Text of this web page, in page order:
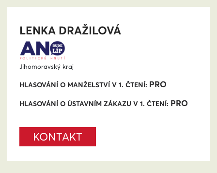
LENKA DRAŽILOVÁ
Jihomoravský kraj
HLASOVÁNÍ O MANŽELSTVÍ V 1. ČTENÍ: PRO
HLASOVÁNÍ O ÚSTAVNÍM ZÁKAZU V 1. ČTENÍ: PRO
KONTAKT